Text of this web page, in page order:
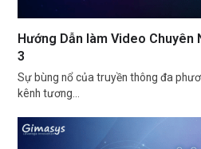
Hướng Dẫn làm Video Chuyên
3
Sự bùng nổ của truyền thông đa
kênh tương…